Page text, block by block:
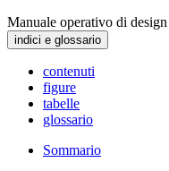
Manuale operativo di design
indici e glossario
contenuti
figure
tabelle
glossario
Sommario